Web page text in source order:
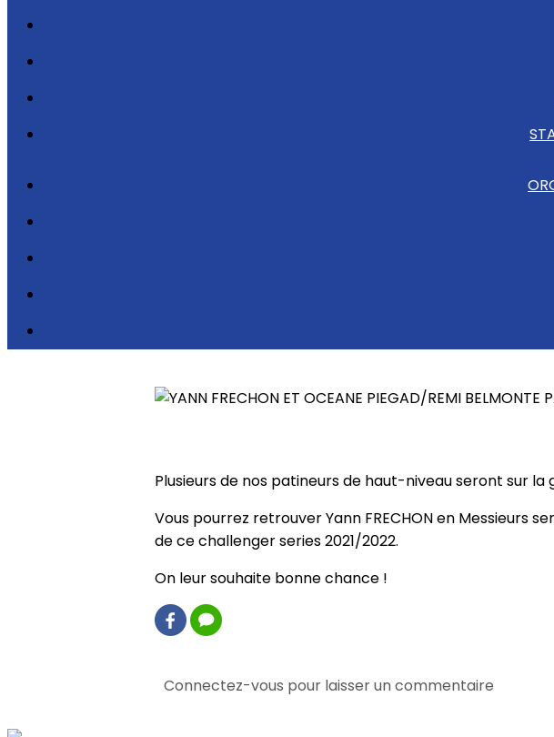
Plusieurs de nos patineurs de haut-niveau seront sur la
Vous pourrez retrouver Yann FRECHON en Messieurs
de ce challenger series 2021/2022.
On leur souhaite bonne chance !
Connectez-vous pour laisser un commentaire